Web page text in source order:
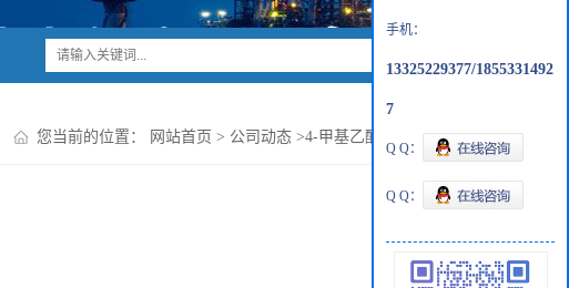
您当前的位置： 网站首页 > 公司动态 >4-甲基乙酰苯胺的性质简介
手机：
13325229377/1855331492
7
Q Q：
Q Q：